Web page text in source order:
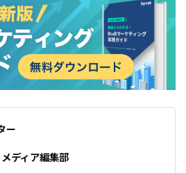
ー
ディア編集部